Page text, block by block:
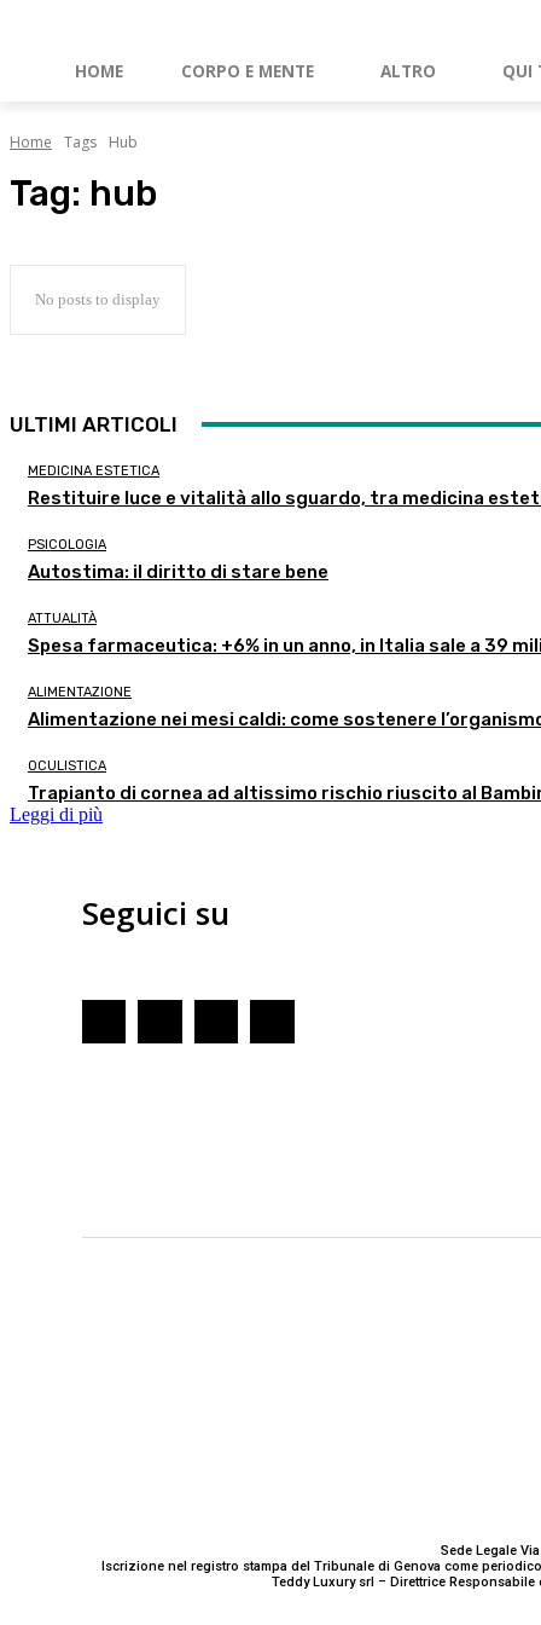
HOME CORPO E MENTE ALTRO QUI
Home Tags Hub
Tag: hub
No posts to display
ULTIMI ARTICOLI
MEDICINA ESTETICA
Restituire luce e vitalità allo sguardo, tra medicina
PSICOLOGIA
Autostima: il diritto di stare bene
ATTUALITÀ
Spesa farmaceutica: +6% in un anno, in Italia sale a 39
ALIMENTAZIONE
Alimentazione nei mesi caldi: come sostenere
OCULISTICA
Trapianto di cornea ad altissimo rischio riuscito al
Leggi di più
Seguici su
Sede Legale
Iscrizione nel registro stampa del Tribunale di Genova come
Teddy Luxury srl – Direttrice Responsabile